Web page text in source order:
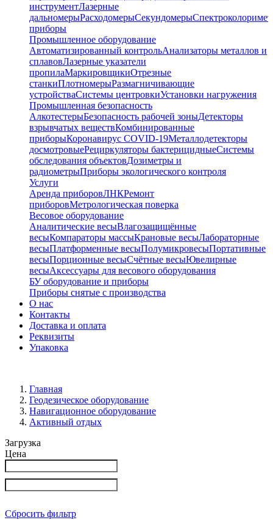
инструментЛазерные
дальномерыРасходомерыСекундомеры
приборы
Промышленное оборудование
Автоматизированный контрольАнализаторы металлов и
сплавовЛазерные указатели
пропилаМаркировщикиОтрезные
станкиПлотномерыРазмагничивающие
устройстваСистемы центровкиУстановки нагружения
Промышленная безопасность
АлкотестерыБезопасность рабочей зоныДетекторы
взрывчатых веществКомбинированные
приборыКоронавирус COVID-19Металлодетекторы
досмотровыеРециркуляторы бактерицидныеСистемы
обследования объектовДозиметры и
радиометрыПриборы экологического контроля
Услуги
Аренда приборовЛНКРемонт
приборовМетрологическая поверка
Весовое оборудование
Аналитические весыВлагозащищённые
весыКомпараторы массыКрановые весыЛабораторные
весыПлатформенные весыПолумикровесыПортативные
весыПорционные весыСчётные весыЮвелирные
весыАксессуары для весового оборудования
БУ оборудование и приборы
Приборы снятые с производства
О нас
Контакты
Доставка и оплата
Реквизиты
Упаковка
Главная
Геодезическое оборудование
Навигационное оборудование
Активный отдых
Загрузка
Цена
Сбросить фильтр